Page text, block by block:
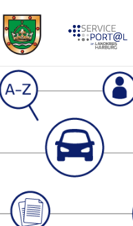
Zum Hauptinhalt springen